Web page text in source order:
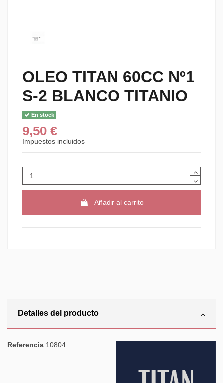
OLEO TITAN 60CC Nº1
S-2 BLANCO TITANIO
En stock
9,50 €
Impuestos incluidos
Añadir al carrito
Detalles del producto
Referencia 10804